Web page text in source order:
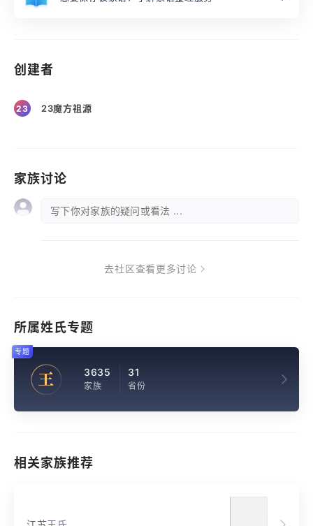
创建者
23 23魔方祖源
家族讨论
写下你对家族的疑问或看法 ...
去社区查看更多讨论
所属姓氏专题
王 3635
家族
31
省份
专题
相关家族推荐